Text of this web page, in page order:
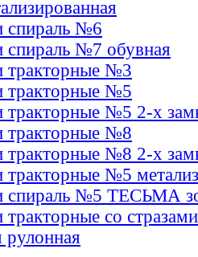
спираль №6
№7 обувная
тракторные №3
тракторные №5
№5 2-х
тракторные №8
№8 2-х
№5
спираль №5 ТЕСЬМА
со стразами